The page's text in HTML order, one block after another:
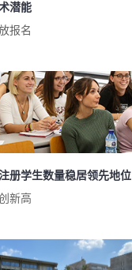
潜能
报名
册学生数量稳居领先地位
新高